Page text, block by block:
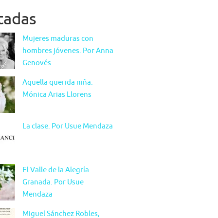
Mujeres maduras con
hombres jóvenes. Por Anna
Genovés
Aquella querida niña.
Mónica Arias Llorens
La clase. Por Usue Mendaza
El Valle de la Alegría.
Granada. Por Usue
Mendaza
Miguel Sánchez Robles,